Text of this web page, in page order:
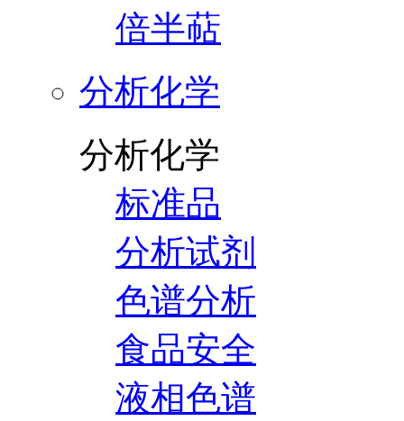
倍半萜
分析化学
分析化学
标准品
分析试剂
色谱分析
食品安全
液相色谱